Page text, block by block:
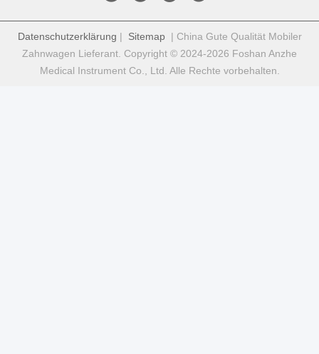
Datenschutzerklärung | Sitemap| China Gute Qualität Mobiler
Zahnwagen Lieferant. Copyright © 2024-2026 Foshan Anzhe
Medical Instrument Co., Ltd. Alle Rechte vorbehalten.